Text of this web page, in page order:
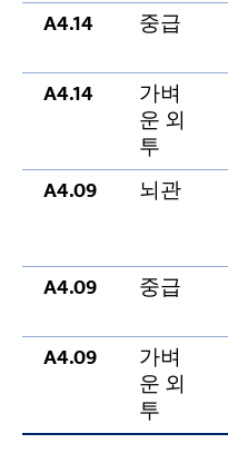
A4.14 중급
A4.14 가벼
운 외
투
A4.09 뇌관
A4.09 중급
A4.09 가벼
운 외
투